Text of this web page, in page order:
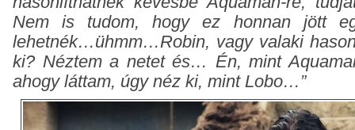
Nem is tudom, hogy ez honnan jött
lehetnék…ühmm…Robin, vagy valaki
ki? Néztem a netet és… Én, mint
ahogy láttam, úgy néz ki, mint Lobo…”